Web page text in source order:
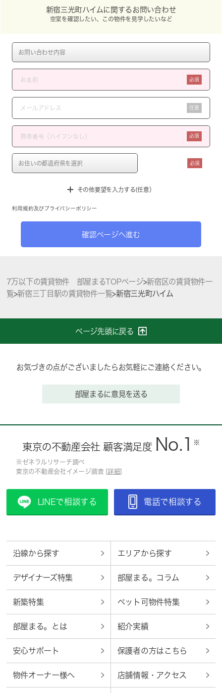
新宿三光町ハイムに関するお問い合わせ
空室を確認したい、この物件を見学したいなど
必須
任意
必須
必須
その他要望を入力する(任意）
利用規約 及び プライバシーポリシー
確認ページへ進む
7万以下の賃貸物件 部屋まるTOPページ>新宿区の賃貸物件一
覧>新宿三丁目駅の賃貸物件一覧>新宿三光町ハイム
ページ先頭に戻る
お気づきの点がございましたらお気軽にご連絡ください。
部屋まるに意見を送る
東京の不動産会社 顧客満足度 No.1 ※
※ゼネラルリサーチ調べ
東京の不動産会社イメージ調査 [ 詳細
LINEで相談する 電話で相談する
沿線から探す エリアから探す
デザイナーズ特集 部屋まる。コラム
新築特集 ペット可物件特集
部屋まる。とは 紹介実績
安心サポート 保護者の方はこちら
物件オーナー様へ 店舗情報・アクセス